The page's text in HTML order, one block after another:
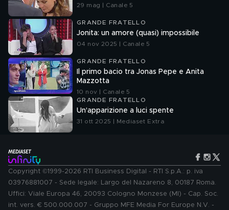
29 mag | Canale 5
GRANDE FRATELLO
Jonita: un amore (quasi) impossibile
04 nov 2025 | Canale 5
GRANDE FRATELLO
Il primo bacio tra Jonas Pepe e Anita
Mazzotta
10 nov | Canale 5
GRANDE FRATELLO
Un'apparizione a luci spente
31 ott 2025 | Mediaset Extra
Copyright ©1999-2026 RTI Business Digital - RTI S.p.A.: p. iva
03976881007 - Sede legale: Largo del Nazareno 8, 00187 Roma.
Uffici: Viale Europa 46, 20093 Cologno Monzese (MI) - Cap. Soc.
int. vers. € 500.000.007 - Gruppo MFE Media For Europe N.V. -